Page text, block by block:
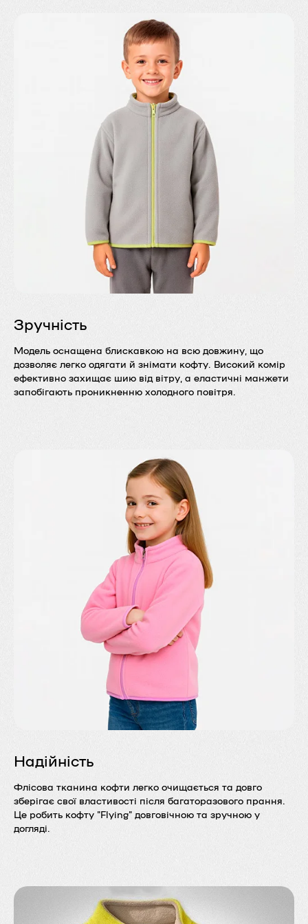
Зручність
Модель оснащена блискавкою на всю довжину, що
дозволяє легко одягати й знімати кофту. Високий комір
ефективно захищає шию від вітру, а еластичні манжети
запобігають проникненню холодного повітря.
Надійність
Флісова тканина кофти легко очищається та довго
зберігає свої властивості після багаторазового прання.
Це робить кофту "Flying" довговічною та зручною у
догляді.